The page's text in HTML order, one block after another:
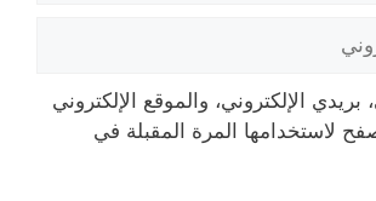
الإلكتروني، والموقع الإلكتروني
لاستخدامها المرة المقبلة في